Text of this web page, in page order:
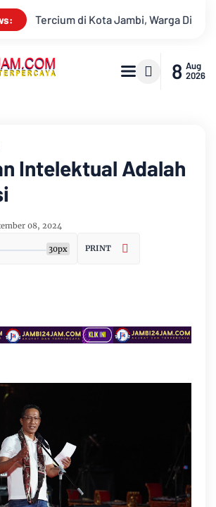
Waspada Hadapi Puncak Kemarau
8 Aug
2026
Intelektual Adalah
08, 2024
30px PRINT